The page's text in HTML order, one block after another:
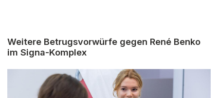
Weitere Betrugsvorwürfe gegen René Benko
im Signa-Komplex